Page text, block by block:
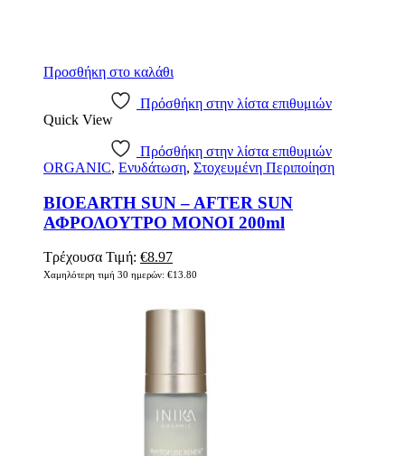
Προσθήκη στο καλάθι
Πρόσθήκη στην λίστα επιθυμιών
Quick View
Πρόσθήκη στην λίστα επιθυμιών
ORGANIC, Ενυδάτωση, Στοχευμένη Περιποίηση
BIOEARTH SUN – AFTER SUN
ΑΦΡΟΛΟΥΤΡΟ MONOI 200ml
Τρέχουσα Τιμή: Original
price
€8.97Η
τρέχουσα
Χαμηλότερη τιμή 30 ημερών: €13.80